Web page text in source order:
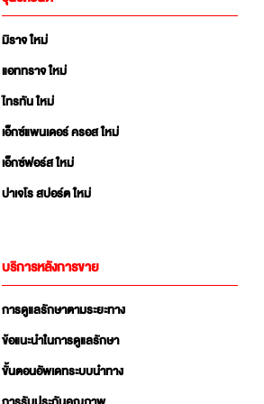
มิราจ ใหม่
แอททราจ ใหม่
ไทรทัน ใหม่
เอ็กซ์แพนเดอร์ ครอส ใหม่
เอ็กซ์ฟอร์ส ใหม่
ปาเจโร สปอร์ต ใหม่
บริการหลังการขาย
การดูแลรักษาตามระยะทาง
ข้อแนะนำในการดูแลรักษา
ขั้นตอนอัพเดทระบบนำทาง